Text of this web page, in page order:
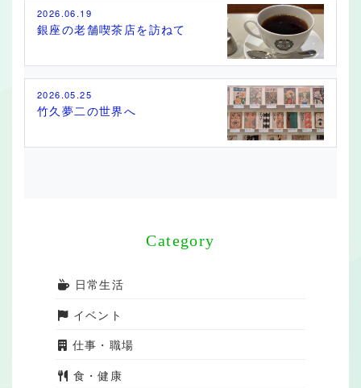
2026.06.19
銀座の老舗喫茶店を訪ねて
2026.05.25
竹久夢二の世界へ
Category
日常生活
イベント
仕事・職場
食・健康